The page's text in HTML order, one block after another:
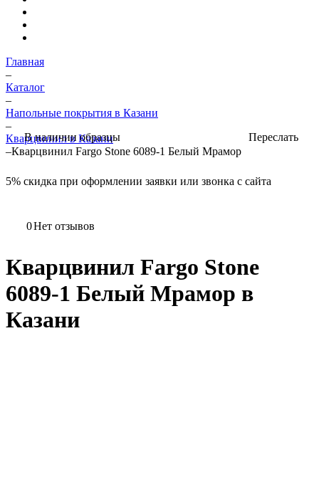
Главная
–
Каталог
–
Напольные покрытия в Казани
–
Кварцвинил в Казани
–Кварцвинил Fargo Stone 6089-1 Белый Мрамор
5% скидка при оформлении заявки или звонка с сайта
0Нет отзывов
Кварцвинил Fargo Stone
6089-1 Белый Мрамор в
Казани
В наличии образцы Переслать